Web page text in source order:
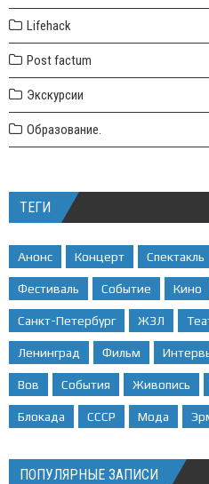
Lifehack
Post factum
Экскурсии
Образование.
ТЕГИ
Анонс Концерт Спектакль
Фестиваль Событие Кино
Санкт-Петербург ЖЗЛ
Ленинград Фильм
Вов События Живопись
Блокада СССР Мода
ПОПУЛЯРНЫЕ ЗАПИСИ